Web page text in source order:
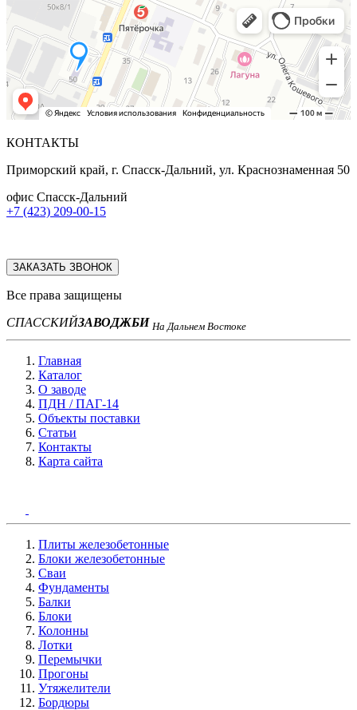
КОНТАКТЫ
Приморский край, г. Спасск-Дальний, ул. Краснознаменная 50
офис Спасск-Дальний
+7 (423) 209-00-15
ЗАКАЗАТЬ ЗВОНОК
Все права защищены
СПАССКИЙЗАВОДЖБИ На Дальнем Востоке
Главная
Каталог
О заводе
ПДН / ПАГ-14
Объекты поставки
Статьи
Контакты
Карта сайта
Плиты железобетонные
Блоки железобетонные
Сваи
Фундаменты
Балки
Блоки
Колонны
Лотки
Перемычки
Прогоны
Утяжелители
Бордюры